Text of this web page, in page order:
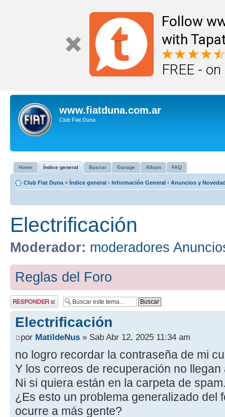
Follow
with
FREE -
www.fiatduna.com.ar
Club Fiat Duna
Home Índice general Buscar Garage Album FAQ
Club Fiat Duna » Índice general ‹ Información General ‹ Anuncios y
Electrificación
Moderador: moderadores
Reglas del Foro
Publicar una
respuesta
Electrificación
por MatildeNus » Sab Abr 12, 2025 11:34 am
no logro recordar la contraseña de mi
Y los correos de recuperación no
Ni si quiera están en la carpeta de
¿Es esto un problema generalizado del
ocurre a más gente?